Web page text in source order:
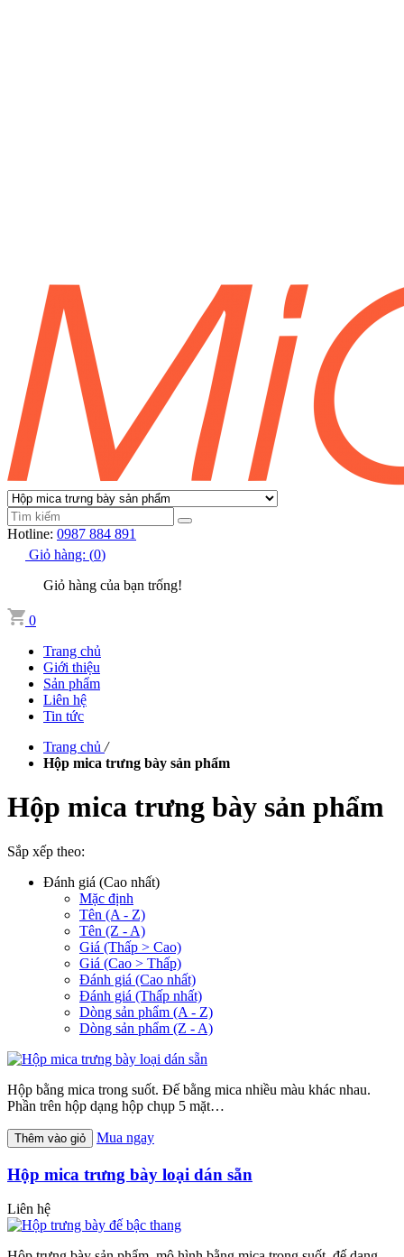
Hotline: 0987 884 891
Giỏ hàng: (0)
Giỏ hàng của bạn trống!
0
Trang chủ
Giới thiệu
Sản phẩm
Liên hệ
Tin tức
Trang chủ /
Hộp mica trưng bày sản phẩm
Hộp mica trưng bày sản phẩm
Sắp xếp theo:
Đánh giá (Cao nhất)
Mặc định
Tên (A - Z)
Tên (Z - A)
Giá (Thấp > Cao)
Giá (Cao > Thấp)
Đánh giá (Cao nhất)
Đánh giá (Thấp nhất)
Dòng sản phẩm (A - Z)
Dòng sản phẩm (Z - A)
Hộp bằng mica trong suốt. Đế bằng mica nhiều màu khác nhau.
Phần trên hộp dạng hộp chụp 5 mặt…
Thêm vào giỏ Mua ngay
Hộp mica trưng bày loại dán sẵn
Liên hệ